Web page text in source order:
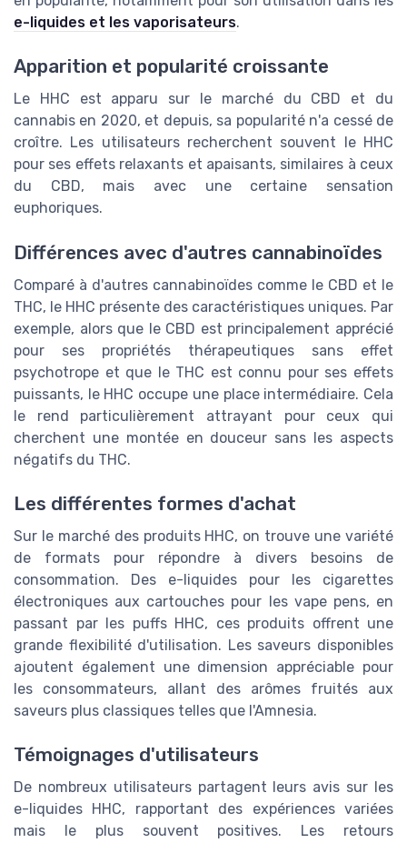
e-liquides et les vaporisateurs.
Apparition et popularité croissante
Le HHC est apparu sur le marché du CBD et du
cannabis en 2020, et depuis, sa popularité n'a cessé de
croître. Les utilisateurs recherchent souvent le HHC
pour ses effets relaxants et apaisants, similaires à ceux
du CBD, mais avec une certaine sensation
euphoriques.
Différences avec d'autres cannabinoïdes
Comparé à d'autres cannabinoïdes comme le CBD et le
THC, le HHC présente des caractéristiques uniques. Par
exemple, alors que le CBD est principalement apprécié
pour ses propriétés thérapeutiques sans effet
psychotrope et que le THC est connu pour ses effets
puissants, le HHC occupe une place intermédiaire. Cela
le rend particulièrement attrayant pour ceux qui
cherchent une montée en douceur sans les aspects
négatifs du THC.
Les différentes formes d'achat
Sur le marché des produits HHC, on trouve une variété
de formats pour répondre à divers besoins de
consommation. Des e-liquides pour les cigarettes
électroniques aux cartouches pour les vape pens, en
passant par les puffs HHC, ces produits offrent une
grande flexibilité d'utilisation. Les saveurs disponibles
ajoutent également une dimension appréciable pour
les consommateurs, allant des arômes fruités aux
saveurs plus classiques telles que l'Amnesia.
Témoignages d'utilisateurs
De nombreux utilisateurs partagent leurs avis sur les
e-liquides HHC, rapportant des expériences variées
mais le plus souvent positives. Les retours